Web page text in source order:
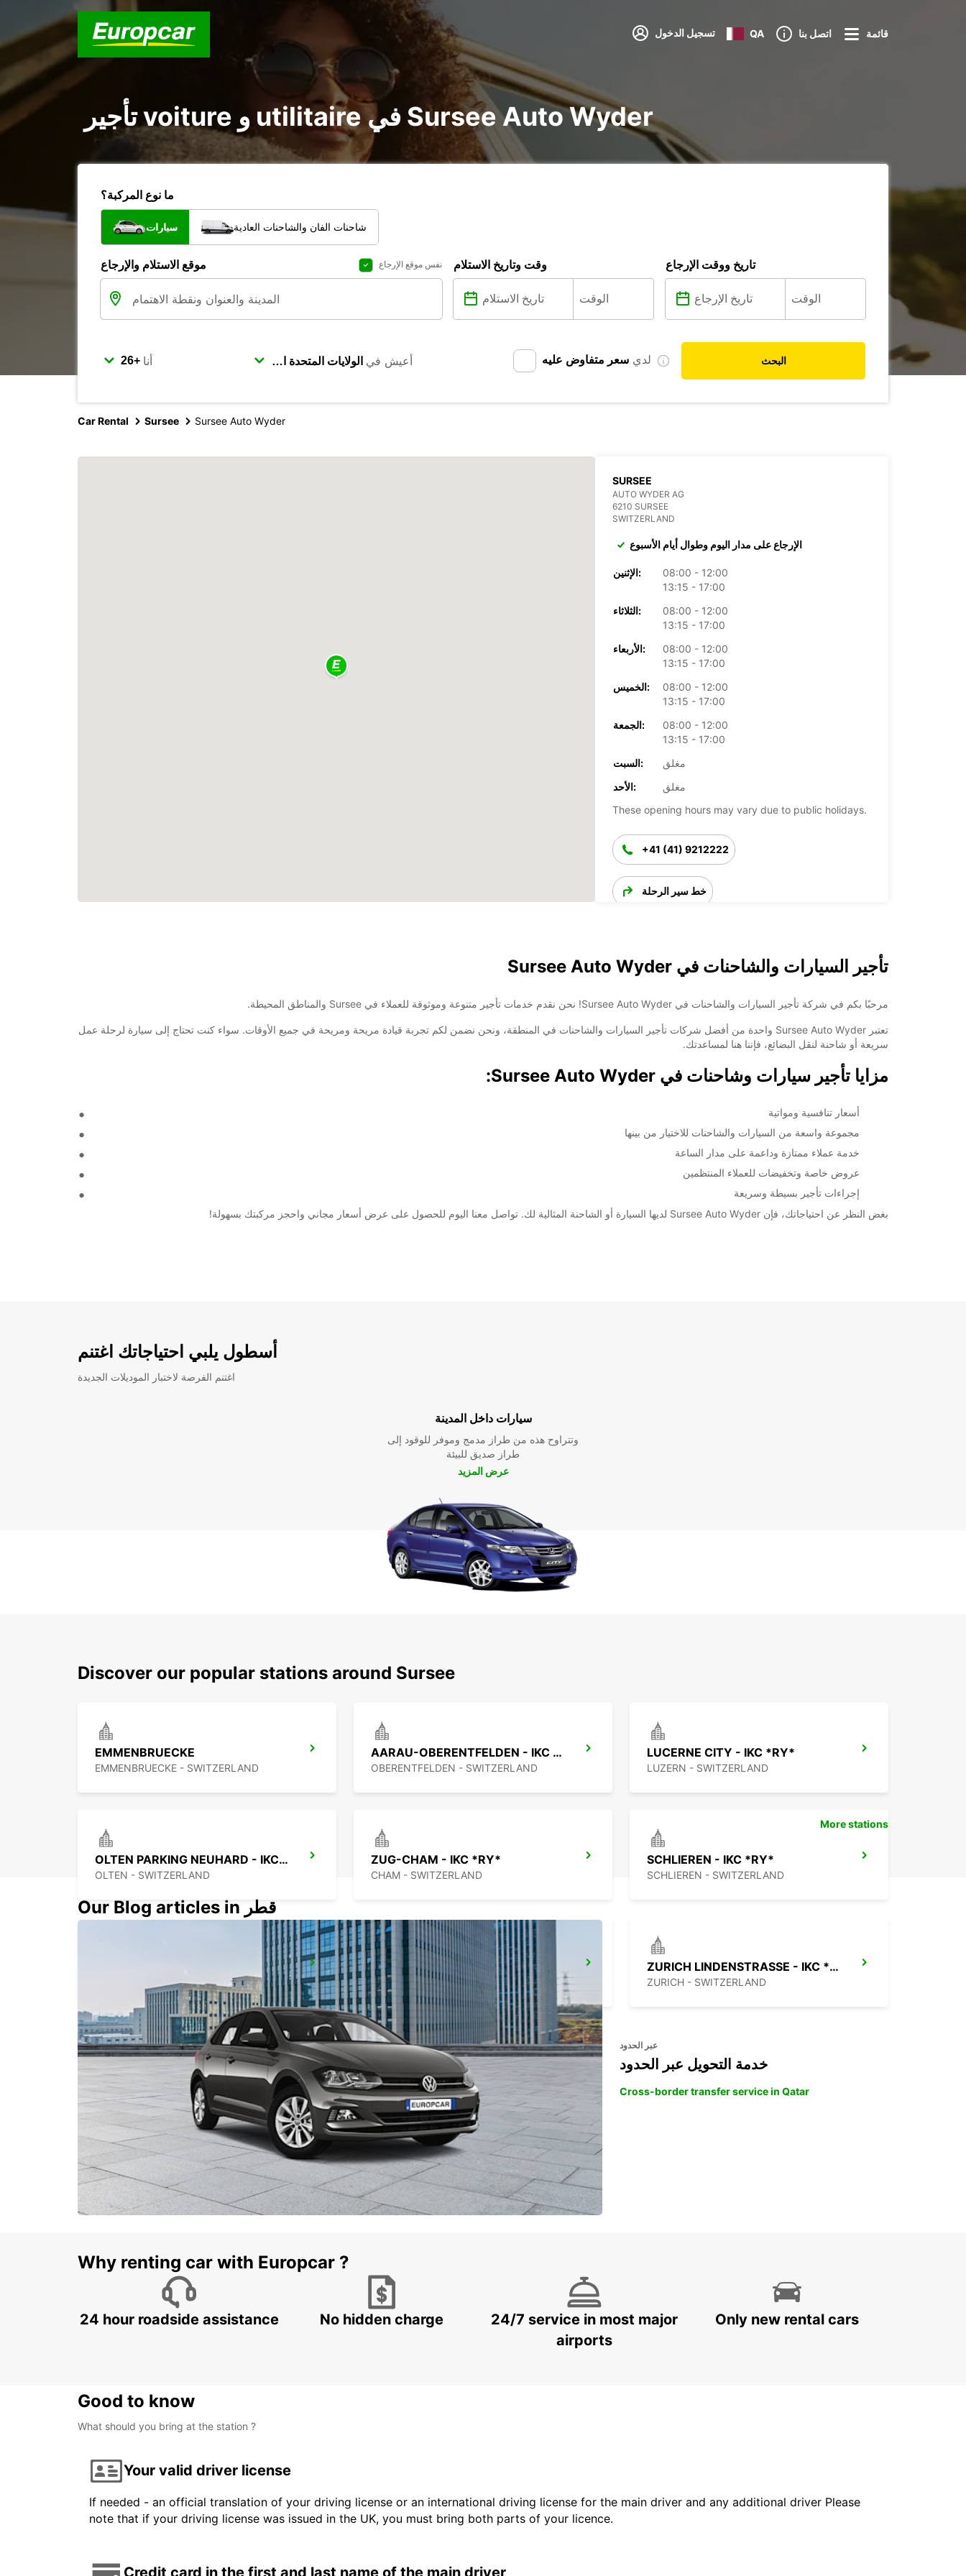
تسجيل الدخول QA اتصل بنا قائمة
تأجير voiture و utilitaire في Sursee Auto Wyder
ما نوع المركبة؟
سيارات شاحنات الفان والشاحنات العادية
موقع الاستلام والإرجاع نفس موقع الإرجاع وقت وتاريخ الاستلام تاريخ ووقت الإرجاع
أنا أعيش في لدي سعر متفاوض عليه البحث
Car Rental Sursee Sursee Auto Wyder
SURSEE
AUTO WYDER AG
6210 SURSEE
SWITZERLAND
الإرجاع على مدار اليوم وطوال أيام الأسبوع
الإثنين:
08:00 - 12:00
13:15 - 17:00
الثلاثاء:
08:00 - 12:00
13:15 - 17:00
الأربعاء:
08:00 - 12:00
13:15 - 17:00
الخميس:
08:00 - 12:00
13:15 - 17:00
الجمعة:
08:00 - 12:00
13:15 - 17:00
السبت:
مغلق
الأحد:
مغلق
These opening hours may vary due to public holidays.
+41 (41) 9212222
خط سير الرحلة
تأجير السيارات والشاحنات في Sursee Auto Wyder
مرحبًا بكم في شركة تأجير السيارات والشاحنات في Sursee Auto Wyder! نحن نقدم خدمات تأجير متنوعة وموثوقة للعملاء في Sursee والمناطق المحيطة.
تعتبر Sursee Auto Wyder واحدة من أفضل شركات تأجير السيارات والشاحنات في المنطقة، ونحن نضمن لكم تجربة قيادة مريحة ومريحة في جميع الأوقات. سواء كنت تحتاج إلى سيارة لرحلة عمل
سريعة أو شاحنة لنقل البضائع، فإننا هنا لمساعدتك.
مزايا تأجير سيارات وشاحنات في Sursee Auto Wyder:
أسعار تنافسية ومواتية
مجموعة واسعة من السيارات والشاحنات للاختيار من بينها
خدمة عملاء ممتازة وداعمة على مدار الساعة
عروض خاصة وتخفيضات للعملاء المنتظمين
إجراءات تأجير بسيطة وسريعة
بغض النظر عن احتياجاتك، فإن Sursee Auto Wyder لديها السيارة أو الشاحنة المثالية لك. تواصل معنا اليوم للحصول على عرض أسعار مجاني واحجز مركبتك بسهولة!
أسطول يلبي احتياجاتك اغتنم
اغتنم الفرصة لاختبار الموديلات الجديدة
سيارات داخل المدينة
وتتراوح هذه من طراز مدمج وموفر للوقود إلى
طراز صديق للبيئة
عرض المزيد
Discover our popular stations around Sursee
EMMENBRUECKE
EMMENBRUECKE - SWITZERLAND
AARAU-OBERENTFELDEN - IKC *RY*
OBERENTFELDEN - SWITZERLAND
LUCERNE CITY - IKC *RY*
LUZERN - SWITZERLAND
OLTEN PARKING NEUHARD - IKC *RY*
OLTEN - SWITZERLAND
ZUG-CHAM - IKC *RY*
CHAM - SWITZERLAND
SCHLIEREN - IKC *RY*
SCHLIEREN - SWITZERLAND
ZURICH FREILAGERSTRASSE - IKC *RY*
ZURICH - SWITZERLAND
ZURICH BRUNAUPARK - IKC *RY*
ZURICH - SWITZERLAND
ZURICH LINDENSTRASSE - IKC *RY*
ZURICH - SWITZERLAND
More stations
Our Blog articles in قطر
عبر الحدود
خدمة التحويل عبر الحدود
Cross-border transfer service in Qatar
Why renting car with Europcar ?
24 hour roadside assistance No hidden charge
24/7 service in most major
airports
Only new rental cars
Good to know
What should you bring at the station ?
Your valid driver license
If needed - an official translation of your driving license or an international driving license for the main driver and any additional driver Please
note that if your driving license was issued in the UK, you must bring both parts of your licence.